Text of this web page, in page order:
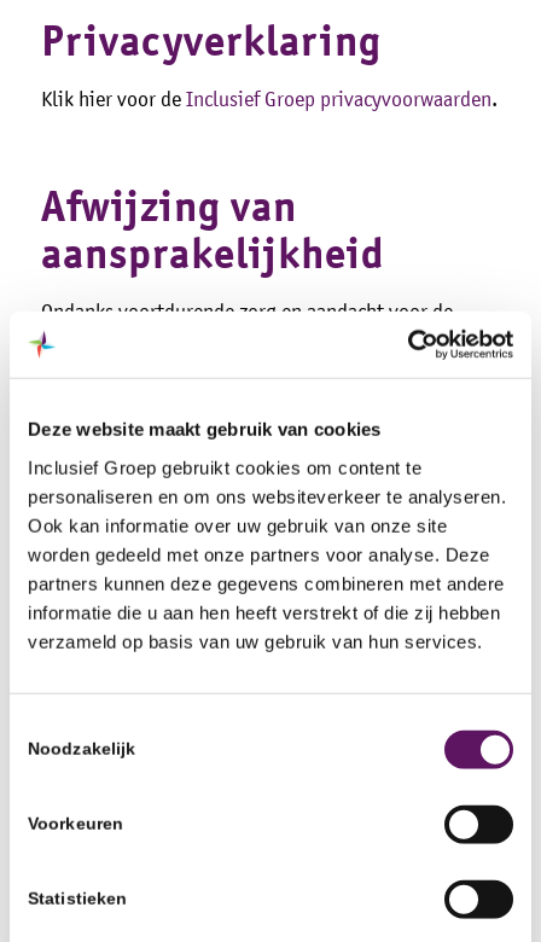
Deze website maakt gebruik van cookies
Inclusief Groep gebruikt cookies om content te
personaliseren en om ons websiteverkeer te analyseren.
Ook kan informatie over uw gebruik van onze site
worden gedeeld met onze partners voor analyse. Deze
partners kunnen deze gegevens combineren met andere
informatie die u aan hen heeft verstrekt of die zij hebben
verzameld op basis van uw gebruik van hun services.
Noodzakelijk
Voorkeuren
Statistieken
Privacyverklaring
Klik hier voor de Inclusief Groep privacyvoorwaarden.
Afwijzing van
aansprakelijkheid
Ondanks voortdurende zorg en aandacht voor de
website van Inclusief Groep geeft Inclusief Groep
geen garanties op de volledigheid, juistheid of
actualiteit van de inhoud van de website van Inclusief
Inclusief Groep kan nooit aansprakelijk worden
gesteld voor directe of indirecte schade door het
gebruiken van de website van Inclusief Groep, de
onmogelijkheid de website van Inclusief Groep te
gebruiken, uit de levering van diensten door Inclusief
Inclusief Groep.
Wijzigingen
regelmatig bijgewerkt. Inclusief Groep behoudt zich